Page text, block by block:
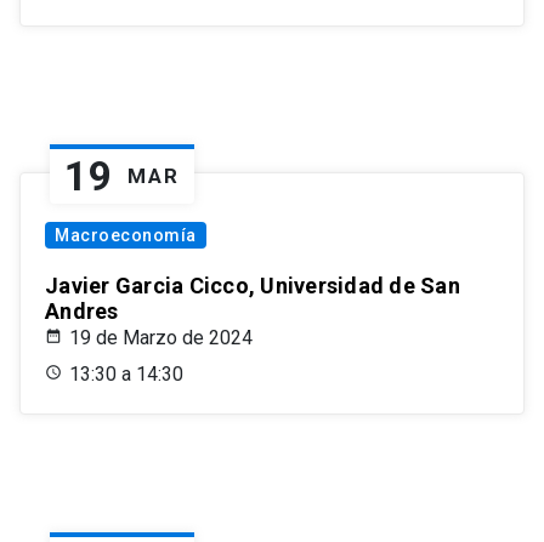
19 MAR
Macroeconomía
Javier Garcia Cicco, Universidad de San
Andres
19 de Marzo de 2024
13:30 a 14:30